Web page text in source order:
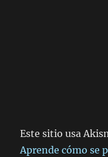
Este sitio usa
Aprende cómo se